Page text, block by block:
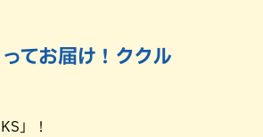
てお届け！ククル
」！